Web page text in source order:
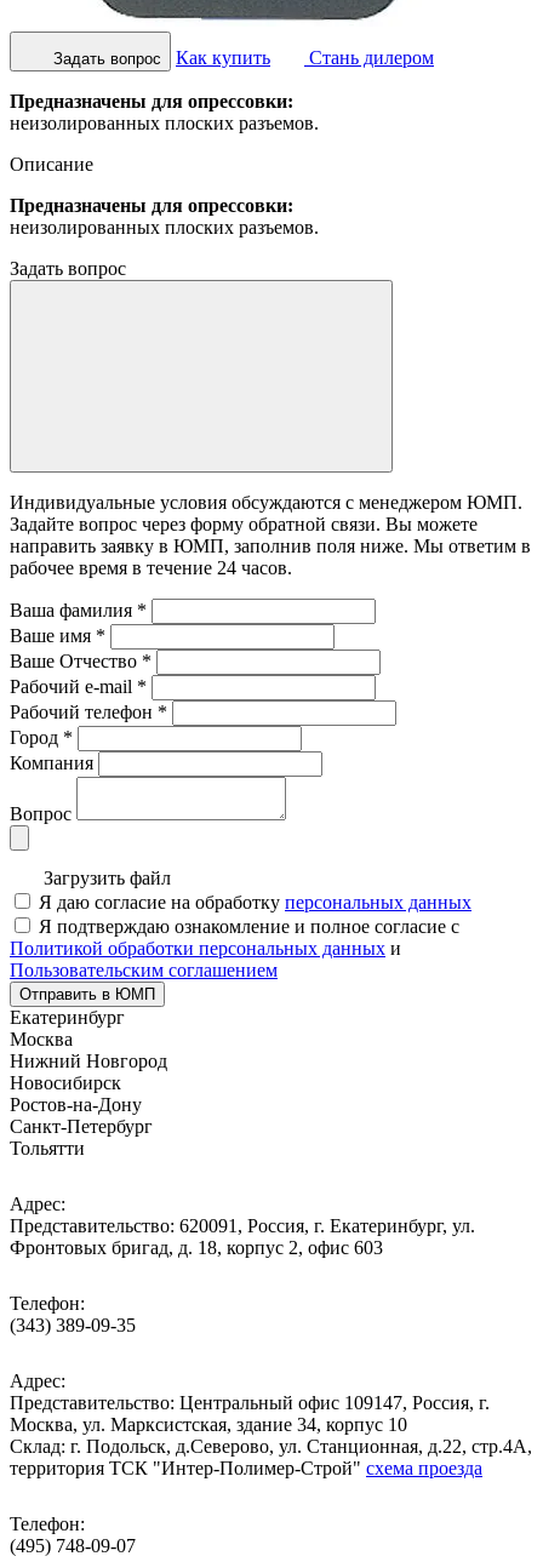
Задать вопрос Как купить Стань дилером
Предназначены для опрессовки:
неизолированных плоских разъемов.
Описание
Предназначены для опрессовки:
неизолированных плоских разъемов.
Задать вопрос
Индивидуальные условия обсуждаются с менеджером ЮМП.
Задайте вопрос через форму обратной связи. Вы можете
направить заявку в ЮМП, заполнив поля ниже. Mы ответим в
рабочее время в течение 24 часов.
Ваша фамилия *
Ваше имя *
Ваше Отчество *
Рабочий e-mail *
Рабочий телефон *
Город *
Компания
Вопрос
Загрузить файл
Я даю согласие на обработку персональных данных
Я подтверждаю ознакомление и полное согласие с
Политикой обработки персональных данных и
Пользовательским соглашением
Отправить в ЮМП
Екатеринбург
Москва
Нижний Новгород
Новосибирск
Ростов-на-Дону
Санкт-Петербург
Тольятти
Адрес:
Представительство: 620091, Россия, г. Екатеринбург, ул.
Фронтовых бригад, д. 18, корпус 2, офис 603
Телефон:
(343) 389-09-35
Адрес:
Представительство: Центральный офис 109147, Россия, г.
Москва, ул. Марксистская, здание 34, корпус 10
Cклад: г. Подольск, д.Северово, ул. Станционная, д.22, стр.4А,
территория ТСК "Интер-Полимер-Строй" схема проезда
Телефон:
(495) 748-09-07